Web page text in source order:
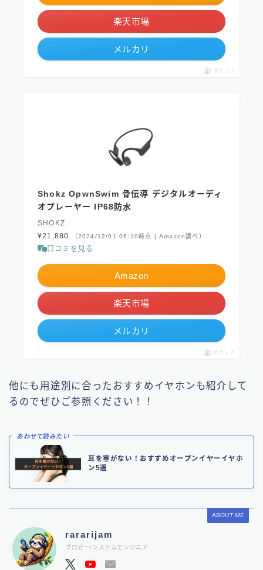
楽天市場
メルカリ
ポチップ
Shokz OpwnSwim 骨伝導 デジタルオーディ
オプレーヤー IP68防水
SHOKZ
¥21,880
（2024/12/01 06:10時点 | Amazon調べ）
口コミを見る
Amazon
楽天市場
メルカリ
ポチップ
他にも用途別に合ったおすすめイヤホンも紹介して
るのでぜひご参照ください！！
あわせて読みたい
耳を塞がない！おすすめオープンイヤーイヤホ
ン5選
ABOUT ME
rararijam
ブロガー/システムエンジニア